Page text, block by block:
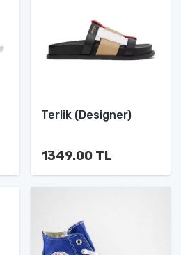
Terlik (Designer)
1349.00 TL